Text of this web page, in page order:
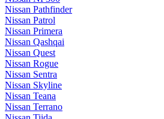
Nissan Pathfinder
Nissan Patrol
Nissan Primera
Nissan Qashqai
Nissan Quest
Nissan Rogue
Nissan Sentra
Nissan Skyline
Nissan Teana
Nissan Terrano